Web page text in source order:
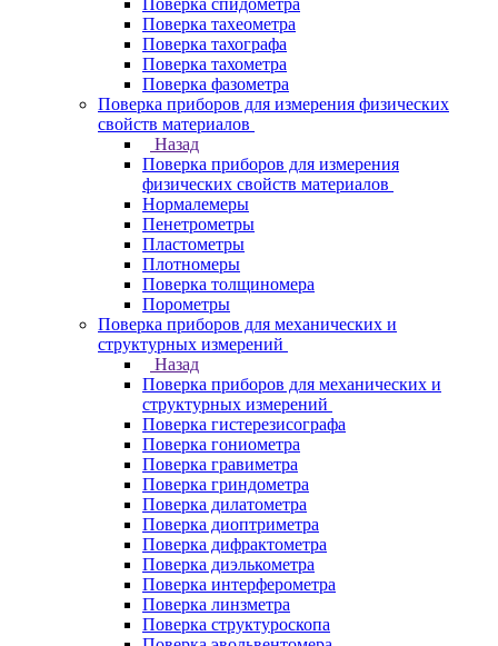
Поверка спидометра
Поверка тахеометра
Поверка тахографа
Поверка тахометра
Поверка фазометра
Поверка приборов для измерения физических
свойств материалов
Назад
Поверка приборов для измерения
физических свойств материалов
Нормалемеры
Пенетрометры
Пластометры
Плотномеры
Поверка толщиномера
Порометры
Поверка приборов для механических и
структурных измерений
Назад
Поверка приборов для механических и
структурных измерений
Поверка гистерезисографа
Поверка гониометра
Поверка гравиметра
Поверка гриндометра
Поверка дилатометра
Поверка диоптриметра
Поверка дифрактометра
Поверка диэлькометра
Поверка интерферометра
Поверка линзметра
Поверка структуроскопа